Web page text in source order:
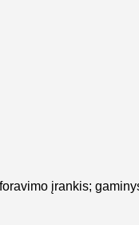
įrankis;